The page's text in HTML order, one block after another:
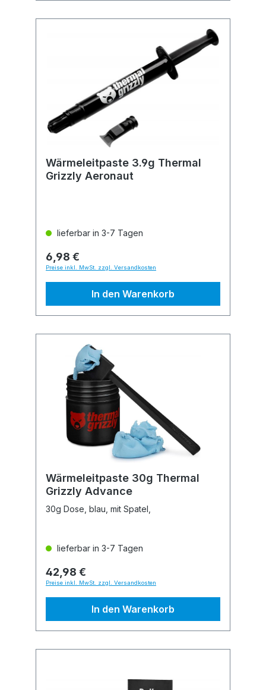
Wärmeleitpaste 3.9g Thermal
Grizzly Aeronaut
lieferbar in 3-7 Tagen
6,98 €
Preise inkl. MwSt. zzgl. Versandkosten
In den Warenkorb
Wärmeleitpaste 30g Thermal
Grizzly Advance
30g Dose, blau, mit Spatel,
lieferbar in 3-7 Tagen
42,98 €
Preise inkl. MwSt. zzgl. Versandkosten
In den Warenkorb